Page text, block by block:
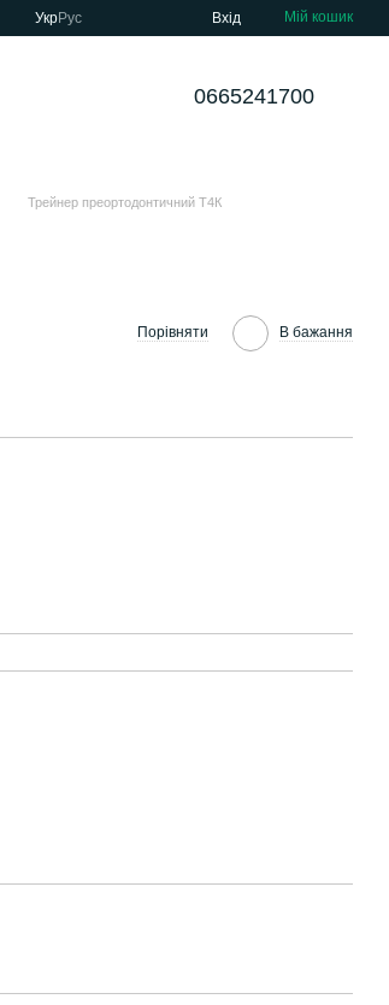
УкрРус Вхід Мій кошик
0665241700
Трейнер преортодонтичний Т4К
Порівняти В бажання